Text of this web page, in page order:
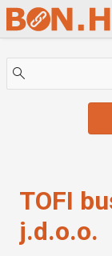
Skip to Main Content
TOFI
j.d.o.o.